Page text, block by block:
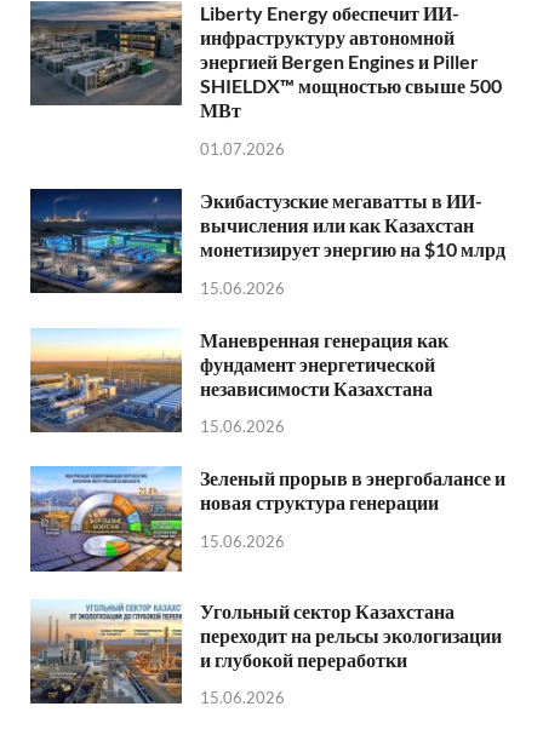
Liberty Energy обеспечит ИИ-
инфраструктуру автономной
энергией Bergen Engines и Piller
SHIELDX™ мощностью свыше 500
МВт
01.07.2026
Экибастузские мегаватты в ИИ-
вычисления или как Казахстан
монетизирует энергию на $10 млрд
15.06.2026
Маневренная генерация как
фундамент энергетической
независимости Казахстана
15.06.2026
Зеленый прорыв в энергобалансе и
новая структура генерации
15.06.2026
Угольный сектор Казахстана
переходит на рельсы экологизации
и глубокой переработки
15.06.2026